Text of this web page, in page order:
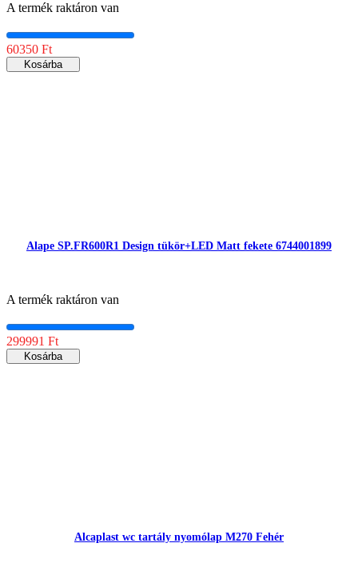
A termék raktáron van
60350 Ft
Kosárba
Alape SP.FR600R1 Design tükör+LED Matt fekete 6744001899
A termék raktáron van
299991 Ft
Kosárba
Alcaplast wc tartály nyomólap M270 Fehér